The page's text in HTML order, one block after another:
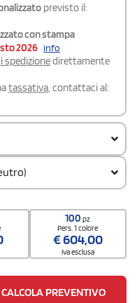
previsto il:
con stampa
2026 info
spedizionedirettamente
tassativa, contattaci al:
100pz
Pers. 1 colore
€604,00
iva esclusa
CALCOLA PREVENTIVO